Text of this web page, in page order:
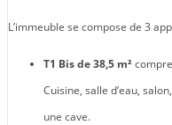
L’immeuble se compose de 3
T1 Bis de 38,5 m²
Cuisine, salle d’eau,
une cave.